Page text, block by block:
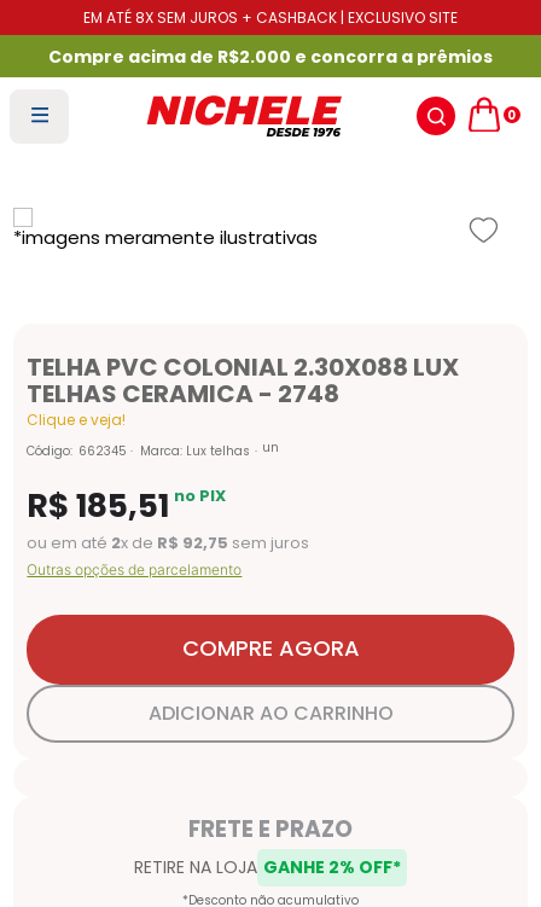
EM ATÉ 8X SEM JUROS + CASHBACK | EXCLUSIVO SITE
Compre acima de R$2.000 e concorra a prêmios
0
TELHA PVC COLONIAL 2.30X088 LUX
TELHAS CERAMICA - 2748
Clique e veja!
Código: 662345 Marca: Lux telhas un
R$185,51 no PIX
ou em até 2x de R$ 92,75 sem juros
Outras opções de parcelamento
COMPRE AGORA
ADICIONAR AO CARRINHO